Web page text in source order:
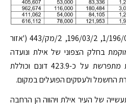
המכרז הוא חלק מתכנית 1/196/03/2, 196/03/2, 2/מק/443 ('אזור
בחלק הצפוני של אילת ונועדה
להקמת אזור תעשיה. התוכנית מתפרשת על כ-423.9 דונם וכוללת
החשמל ולעסקים הפועלים במקום.
של העיר אילת ויהווה הן הרחבה